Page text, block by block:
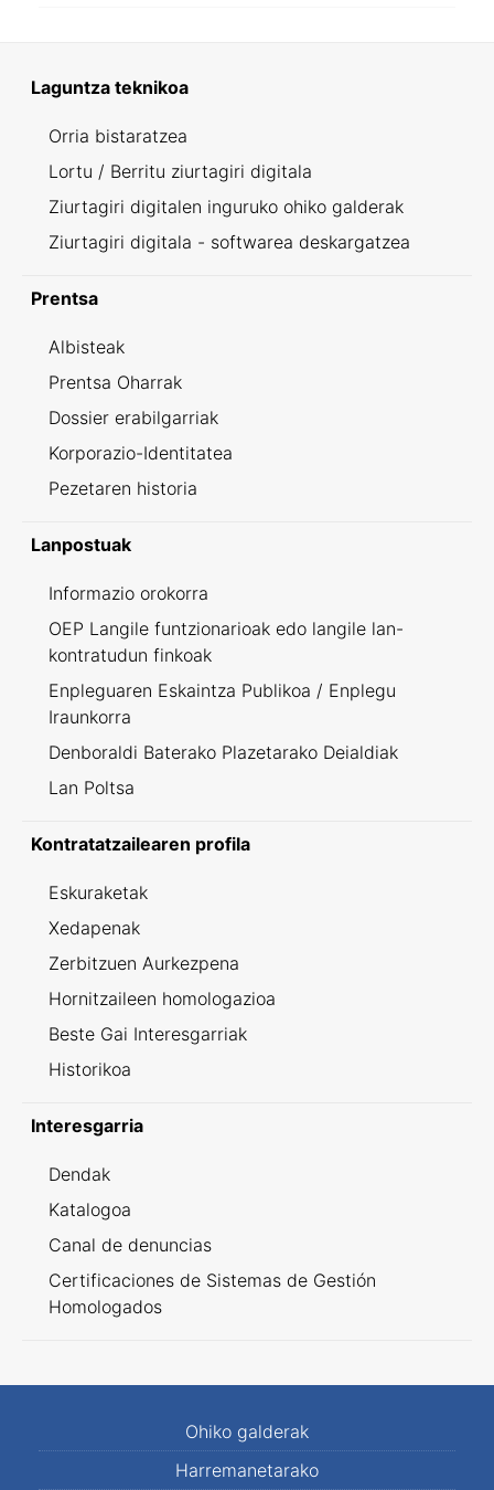
Laguntza teknikoa
Orria bistaratzea
Lortu / Berritu ziurtagiri digitala
Ziurtagiri digitalen inguruko ohiko galderak
Ziurtagiri digitala - softwarea deskargatzea
Prentsa
Albisteak
Prentsa Oharrak
Dossier erabilgarriak
Korporazio-Identitatea
Pezetaren historia
Lanpostuak
Informazio orokorra
OEP Langile funtzionarioak edo langile lan-
kontratudun finkoak
Enpleguaren Eskaintza Publikoa / Enplegu
Iraunkorra
Denboraldi Baterako Plazetarako Deialdiak
Lan Poltsa
Kontratatzailearen profila
Eskuraketak
Xedapenak
Zerbitzuen Aurkezpena
Hornitzaileen homologazioa
Beste Gai Interesgarriak
Historikoa
Interesgarria
Dendak
Katalogoa
Canal de denuncias
Certificaciones de Sistemas de Gestión
Homologados
Ohiko galderak
Harremanetarako